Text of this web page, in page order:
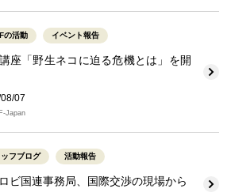
の活動 イベント報告
座「野生ネコに迫る危機とは」を開
07
Japan
ッフブログ 活動報告
ビ国連事務局、国際交渉の現場から